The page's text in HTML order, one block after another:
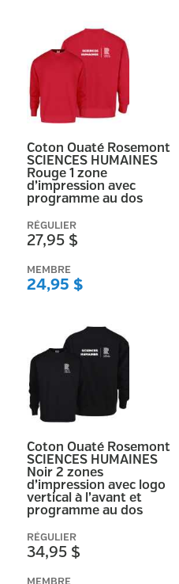
Coton Ouaté Rosemont
SCIENCES HUMAINES
Rouge 1 zone
d’impression avec
programme au dos
RÉGULIER
27,95 $
MEMBRE
24,95 $
Coton Ouaté Rosemont
SCIENCES HUMAINES
Noir 2 zones
d’impression avec logo
vertical à l’avant et
programme au dos
RÉGULIER
34,95 $
MEMBRE